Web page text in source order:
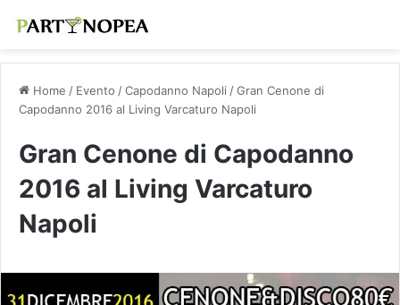
Home / Evento /Capodanno Napoli /Gran Cenone di
Capodanno 2016 al Living Varcaturo Napoli
Gran Cenone di Capodanno
2016 al Living Varcaturo
Napoli